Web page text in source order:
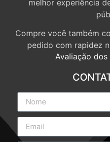
melhor experiência
Compre você também
pedido com rapidez
Avaliação dos